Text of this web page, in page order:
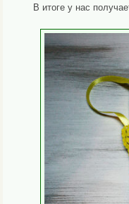
В итоге у нас